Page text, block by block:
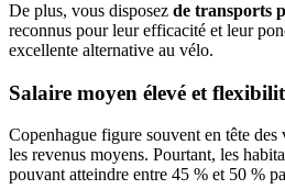
De plus, vous disposez de transports
reconnus pour leur efficacité et leur
excellente alternative au vélo.
Salaire moyen élevé et
Copenhague figure souvent en tête
les revenus moyens. Pourtant, les
pouvant atteindre entre 45 % et 50 %